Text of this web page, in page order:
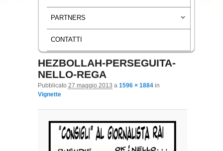
PARTNERS
CONTATTI
Navigazione immagini
HEZBOLLAH-PERSEGUITA-
NELLO-REGA
Pubblicato 27 maggio 2013 a 1596 × 1884in
Vignette